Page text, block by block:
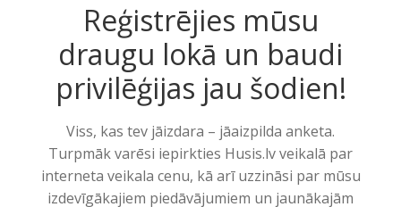
Reģistrējies mūsu
draugu lokā un baudi
privilēģijas jau šodien!
Viss, kas tev jāizdara – jāaizpilda anketa.
Turpmāk varēsi iepirkties Husis.lv veikalā par
interneta veikala cenu, kā arī uzzināsi par mūsu
izdevīgākajiem piedāvājumiem un jaunākajām